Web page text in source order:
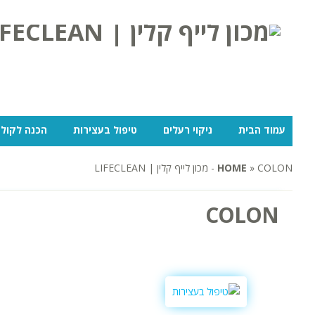
עמוד הבית ניקוי רעלים טיפול בעצירות הכנה
HOME » COLON - מכון לייף קלין | LIFECLEAN
COLON